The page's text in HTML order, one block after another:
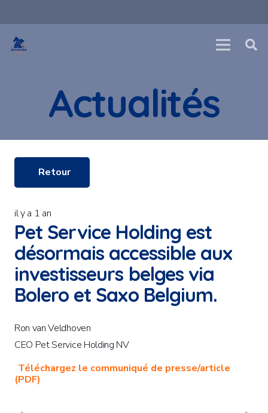
Actualités
Retour
il y a 1 an
Pet Service Holding est
désormais accessible aux
investisseurs belges via
Bolero et Saxo Belgium.
Ron van Veldhoven
CEO Pet Service Holding NV
Téléchargez le communiqué de presse/article
(PDF)